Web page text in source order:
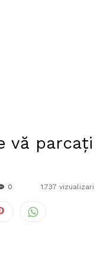
vă parcaţi
0 1.737 vizualizari